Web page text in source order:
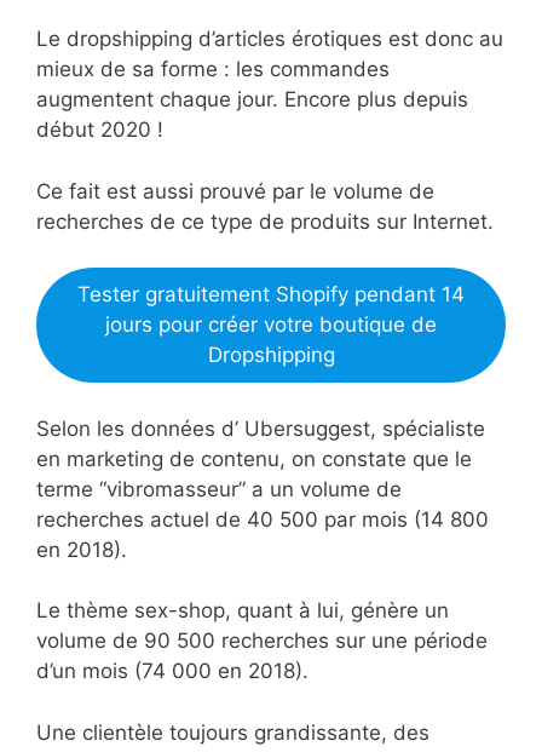
Le dropshipping d’articles érotiques est donc au
mieux de sa forme : les commandes
augmentent chaque jour. Encore plus depuis
début 2020 !
Ce fait est aussi prouvé par le volume de
recherches de ce type de produits sur Internet.
Tester gratuitement Shopify pendant 14
jours pour créer votre boutique de
Dropshipping
Selon les données d’ Ubersuggest, spécialiste
en marketing de contenu, on constate que le
terme “vibromasseur” a un volume de
recherches actuel de 40 500 par mois (14 800
en 2018).
Le thème sex-shop, quant à lui, génère un
volume de 90 500 recherches sur une période
d’un mois (74 000 en 2018).
Une clientèle toujours grandissante, des